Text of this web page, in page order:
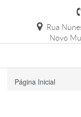
Rua
Novo
Página Inicial